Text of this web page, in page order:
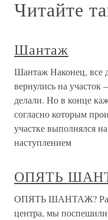
Читайте
Шантаж
Шантаж Наконец, все
вернулись на
делали. Но в конце
согласно которым
участке выполнялся
наступлением
ОПЯТЬ
ОПЯТЬ ШАНТАЖ?
центра, мы поспешили